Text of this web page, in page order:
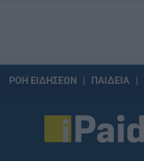
ΡΟΗ ΕΙΔΗΣΕΩΝ ΠΑΙΔΕΙΑ